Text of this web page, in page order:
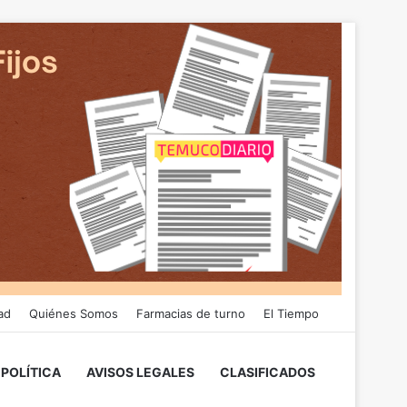
Quiénes Somos Farmacias de turno El Tiempo
POLÍTICA AVISOS LEGALES CLASIFICADOS